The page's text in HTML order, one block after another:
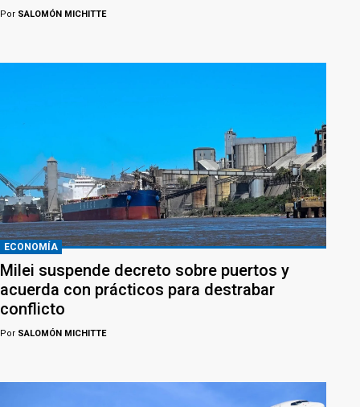
Por SALOMÓN MICHITTE
ECONOMÍA
Milei suspende decreto sobre puertos y
acuerda con prácticos para destrabar
conflicto
Por SALOMÓN MICHITTE